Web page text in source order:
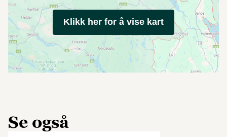
Klikk her for å vise kart
Se også